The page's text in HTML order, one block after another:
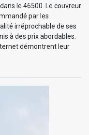
le 46500. Le couvreur
par les
irréprochable de ses
à des prix abordables.
démontrent leur